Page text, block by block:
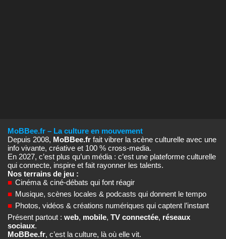
MoBBee.fr – La culture en mouvement
Depuis 2008, MoBBee.fr fait vibrer la scène culturelle avec une
info vivante, créative et 100 % cross‑media.
En 2027, c’est plus qu’un média : c’est une plateforme culturelle
qui connecte, inspire et fait rayonner les talents.
Nos terrains de jeu :
■ Cinéma & ciné‑débats qui font réagir
■ Musique, scènes locales & podcasts qui donnent le tempo
■ Photos, vidéos & créations numériques qui captent l’instant
Présent partout : web, mobile, TV connectée, réseaux
sociaux.
MoBBee.fr, c’est la culture, là où elle vit.